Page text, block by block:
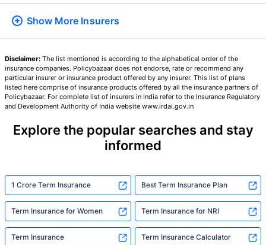
Show More Insurers
Disclaimer: The list mentioned is according to the alphabetical order of the
insurance companies. Policybazaar does not endorse, rate or recommend any
particular insurer or insurance product offered by any insurer. This list of plans
listed here comprise of insurance products offered by all the insurance partners of
Policybazaar. For complete list of insurers in India refer to the Insurance Regulatory
and Development Authority of India website www.irdai.gov.in
Explore the popular searches and stay
informed
1 Crore Term Insurance Best Term Insurance Plan
Term Insurance for Women Term Insurance for NRI
Term Insurance Term Insurance Calculator
आहे — धूम्रपान न करणाऱ्या, कोणतेही पूर्व-विद्यमान आजार नसलेल्या व्यक्तीसाठी, 46 वर्षे वयापर्यंत कव्हर। *₹1,376 प्रति
महिना, 1 कोटीच्या टर्म लाइफ विम्यासाठी सुरुवातीची किंमत आहे — धूम्रपान न करणाऱ्या, कोणतेही पूर्व-विद्यमान आजार नसलेल्या
व्यक्तीसाठी, 56 वर्षे वयापर्यंत कव्हर।